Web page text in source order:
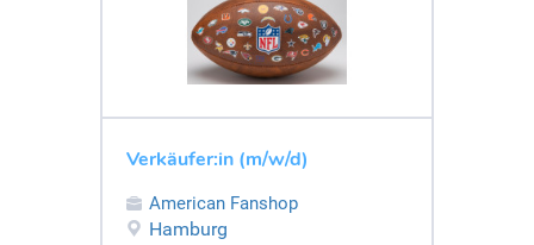
Verkäufer:in (m/w/d)
American Fanshop
Hamburg